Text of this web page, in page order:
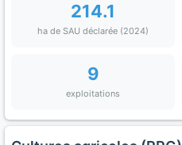
214.1
ha de SAU déclarée (2024)
9
exploitations